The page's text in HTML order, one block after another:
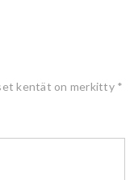
kentät on merkitty *